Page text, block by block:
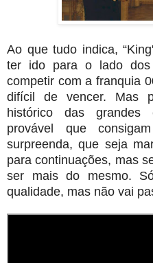
Ao que tudo indica,
ter ido para o lado dos
competir com a franquia
difícil de vencer. Mas
histórico das
provável que
surpreenda, que seja
para continuações, mas
ser mais do mesmo.
qualidade, mas não vai